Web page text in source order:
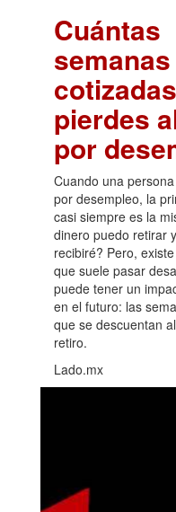
Cuántas
semanas
cotizadas
pierdes
por
Cuando una
por desempleo, la
casi siempre es la
dinero puedo retirar
recibiré? Pero,
que suele pasar
puede tener un
en el futuro: las
que se descuentan
retiro.
Lado.mx